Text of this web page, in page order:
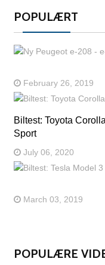
POPULÆRT
February 26, 2019
Biltest: Toyota
Sport
July 06, 2020
March 03, 2019
POPULÆRE